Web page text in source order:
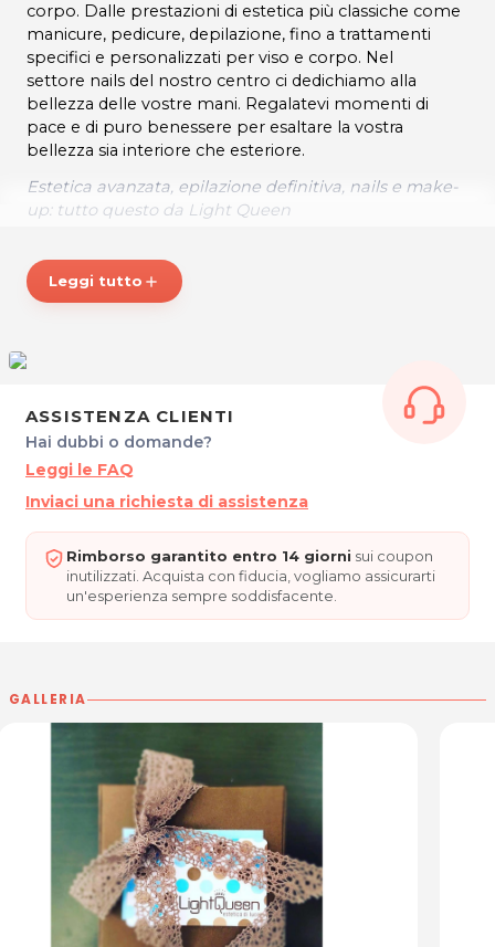
corpo. Dalle prestazioni di estetica più classiche come
manicure, pedicure, depilazione, fino a trattamenti
specifici e personalizzati per viso e corpo. Nel
settore nails del nostro centro ci dedichiamo alla
bellezza delle vostre mani. Regalatevi momenti di
pace e di puro benessere per esaltare la vostra
bellezza sia interiore che esteriore.
Estetica avanzata, epilazione definitiva, nails e make-
up: tutto questo da Light Queen
Lunedì: 14:00 – 18:00
Martedì: 9:30 – 18:00
Su appuntamento
* Prezzi di listino verificati in data 08/10/2019
LIGHT QUEEN
Via Aquileia, 11/2 (Galleria Ariston)
33100 Udine
P.IVA 02695800306
Tel. 04321674419
Per ulteriori informazioni sull'offerta o sulle
Leggi tutto add
ASSISTENZA CLIENTI
Hai dubbi o domande?
Leggi le FAQ
Inviaci una richiesta di assistenza
Rimborso garantito entro 14 giorni sui coupon
inutilizzati. Acquista con fiducia, vogliamo assicurarti
un'esperienza sempre soddisfacente.
GALLERIA